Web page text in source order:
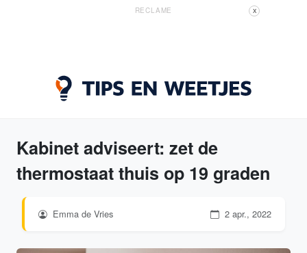
RECLAME X
Kabinet adviseert: zet de
thermostaat thuis op 19 graden
Emma de Vries 2 apr., 2022